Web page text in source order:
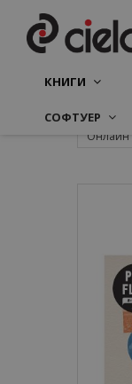
КНИГИ
СОФТУЕР
Онлайн